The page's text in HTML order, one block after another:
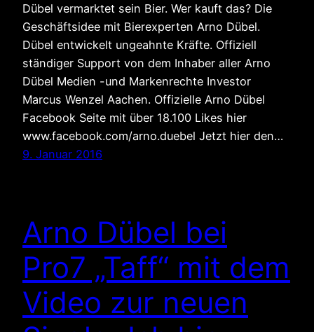
Dübel vermarktet sein Bier. Wer kauft das? Die
Geschäftsidee mit Bierexperten Arno Dübel.
Dübel entwickelt ungeahnte Kräfte. Offiziell
ständiger Support von dem Inhaber aller Arno
Dübel Medien -und Markenrechte Investor
Marcus Wenzel Aachen. Offizielle Arno Dübel
Facebook Seite mit über 18.100 Likes hier
www.facebook.com/arno.duebel Jetzt hier den…
9. Januar 2016
Arno Dübel bei
Pro7 „Taff“ mit dem
Video zur neuen